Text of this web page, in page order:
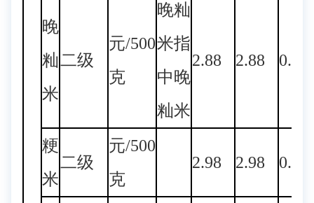
晚
籼
米
二级
元/500
克
晚籼
米指
中晚
籼米
2.88 2.88 0.00
粳
米
二级
元/500
克
2.98 2.98 0.00